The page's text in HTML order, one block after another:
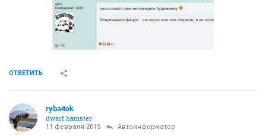
ОТВЕТИТЬ
ryba4ok
dwarf hamster
11 февраля 2015 Автоинформатор